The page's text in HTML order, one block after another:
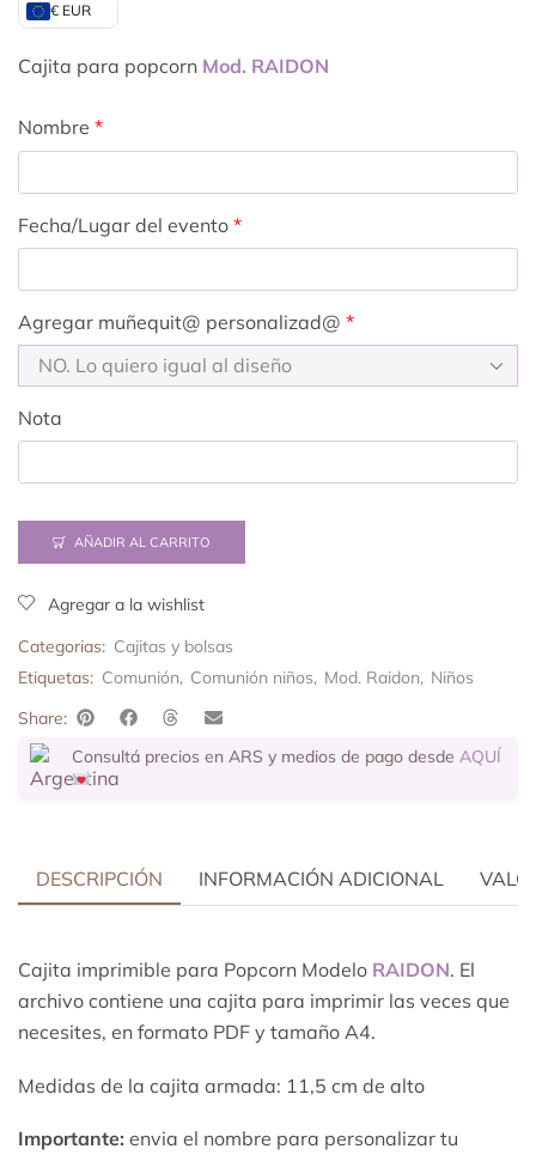
€ EUR
Cajita para popcorn Mod. RAIDON
Nombre *
Fecha/Lugar del evento *
Agregar muñequit@ personalizad@ *
Nota
AÑADIR AL CARRITO
Agregar a la wishlist
Categorias: Cajitas y bolsas
Etiquetas: Comunión, Comunión niños, Mod. Raidon, Niños
Share:
Consultá precios en ARS y medios de pago desde AQUÍ
DESCRIPCIÓN INFORMACIÓN ADICIONAL
Cajita imprimible para Popcorn Modelo RAIDON. El
archivo contiene una cajita para imprimir las veces que
necesites, en formato PDF y tamaño A4.
Medidas de la cajita armada: 11,5 cm de alto
Importante: envia el nombre para personalizar tu